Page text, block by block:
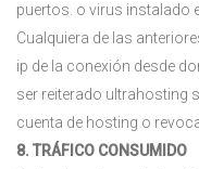
puertos. o virus instalado
Cualquiera de las
ip de la conexión desde
ser reiterado ultrahosting
cuenta de hosting o
8. TRÁFICO CONSUMIDO